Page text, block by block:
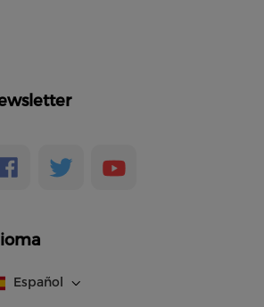
Español